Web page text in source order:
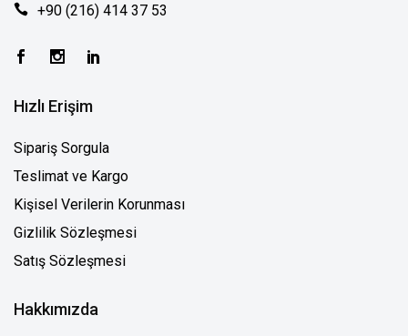
+90 (216) 414 37 53
Hızlı Erişim
Sipariş Sorgula
Teslimat ve Kargo
Kişisel Verilerin Korunması
Gizlilik Sözleşmesi
Satış Sözleşmesi
Hakkımızda